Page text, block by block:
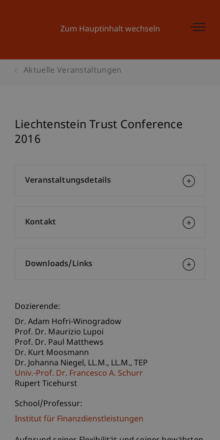
Zum Hauptinhalt wechseln
Aktuelle Veranstaltungen
Liechtenstein Trust Conference
2016
Dozierende:
Dr. Adam Hofri-Winogradow
Prof. Dr. Maurizio Lupoi
Prof. Dr. Paul Matthews
Dr. Kurt Moosmann
Dr. Johanna Niegel LL.M., LL.M., TEP
Univ.-Prof. Dr. Francesco A. Schurr
Rupert Ticehurst
School/Professur:
Institut für Finanzdienstleistungen
Veranstaltungsdetails
Kontakt
Downloads/Links